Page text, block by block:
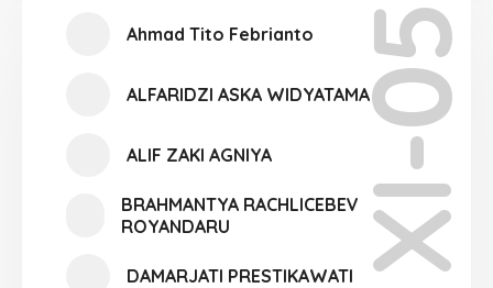
XI-05
Ahmad Tito Febrianto
ALFARIDZI ASKA WIDYATAMA
ALIF ZAKI AGNIYA
BRAHMANTYA RACHLICEBEV
ROYANDARU
DAMARJATI PRESTIKAWATI